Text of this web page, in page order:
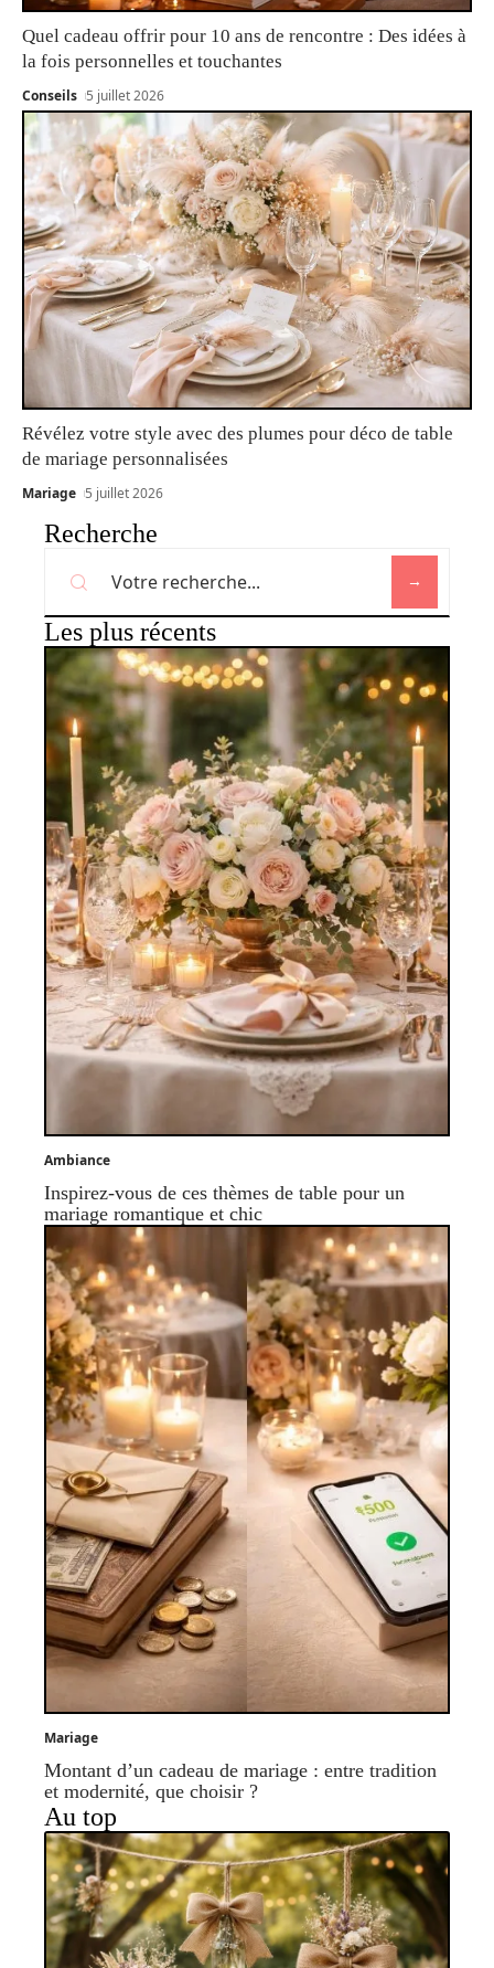
Quel cadeau offrir pour 10 ans de rencontre : Des idées à
la fois personnelles et touchantes
Conseils 5 juillet 2026
Révélez votre style avec des plumes pour déco de table
de mariage personnalisées
Mariage 5 juillet 2026
Recherche
Les plus récents
Ambiance
Inspirez-vous de ces thèmes de table pour un
mariage romantique et chic
Mariage
Montant d’un cadeau de mariage : entre tradition
et modernité, que choisir ?
Au top